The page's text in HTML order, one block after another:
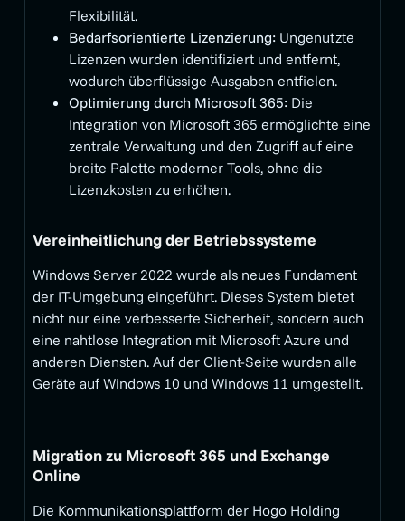
Flexibilität.
Bedarfsorientierte Lizenzierung:Ungenutzte
Lizenzen wurden identifiziert und entfernt,
wodurch überflüssige Ausgaben entfielen.
Optimierung durch Microsoft 365:Die
Integration von Microsoft 365 ermöglichte eine
zentrale Verwaltung und den Zugriff auf eine
breite Palette moderner Tools, ohne die
Lizenzkosten zu erhöhen.
Vereinheitlichung der Betriebssysteme
Windows Server 2022 wurde als neues Fundament
der IT-Umgebung eingeführt. Dieses System bietet
nicht nur eine verbesserte Sicherheit, sondern auch
eine nahtlose Integration mit Microsoft Azure und
anderen Diensten. Auf der Client-Seite wurden alle
Geräte auf Windows 10 und Windows 11 umgestellt.
Migration zu Microsoft 365 und Exchange
Online
Die Kommunikationsplattform der Hogo Holding